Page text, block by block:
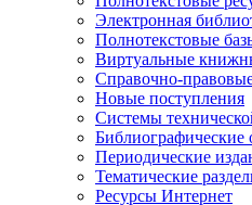
Электронная
Полнотекстовые
Виртуальные
Справочно-
Новые поступления
Cистемы
Библиографические
Периодические
Тематические
Ресурсы Интернет